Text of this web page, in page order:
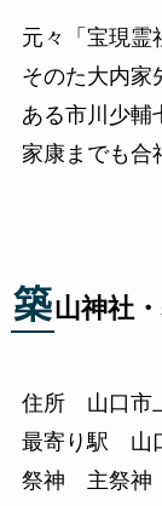
元々「宝現霊
そのた大内家
ある市川少輔
家康までも合
築山神社
住所 山口市
最寄り駅 山
祭神 主祭神